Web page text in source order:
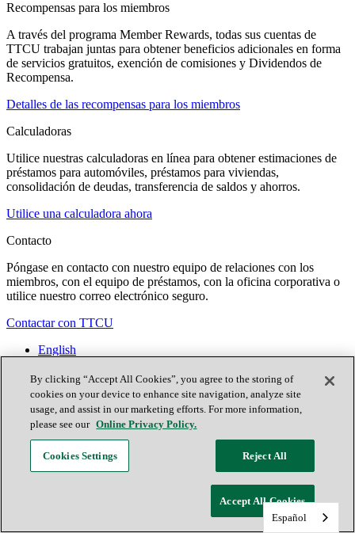
Recompensas para los miembros
A través del programa Member Rewards, todas sus cuentas de
TTCU trabajan juntas para obtener beneficios adicionales en forma
de servicios gratuitos, exención de comisiones y Dividendos de
Recompensa.
Detalles de las recompensas para los miembros
Calculadoras
Utilice nuestras calculadoras en línea para obtener estimaciones de
préstamos para automóviles, préstamos para viviendas,
consolidación de deudas, transferencia de saldos y ahorros.
Utilice una calculadora ahora
Contacto
Póngase en contacto con nuestro equipo de relaciones con los
miembros, con el equipo de préstamos, con la oficina corporativa o
utilice nuestro correo electrónico seguro.
Contactar con TTCU
English
Ubicaciones
Únete ahora
Facebook
X (antes conocido como Twitter)
Español
By clicking “Accept All Cookies”, you agree to the storing of
cookies on your device to enhance site navigation, analyze site
usage, and assist in our marketing efforts. For more information,
please see our Online Privacy Policy.
Cookies Settings Reject All
Accept All Cookies